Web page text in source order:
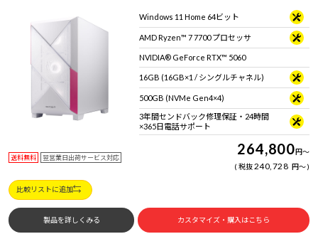
Windows 11 Home 64ビット
AMD Ryzen™ 7 7700 プロセッサ
NVIDIA® GeForce RTX™ 5060
16GB (16GB×1 / シングルチャネル)
500GB (NVMe Gen4×4)
3年間センドバック修理保証・24時間
×365日電話サポート
送料無料 翌営業日出荷サービス対応 264,800円～
税抜240,728 円～
比較リストに追加
製品を詳しくみる カスタマイズ・購入はこちら